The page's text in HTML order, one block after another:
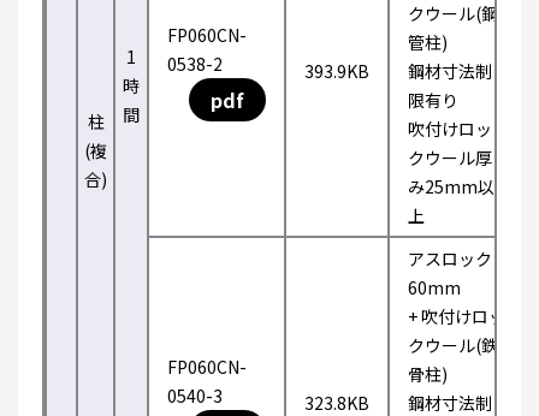
柱
(複
合)
1
時
間
FP060CN-
0538-2
pdf
393.9KB
クウール(鋼
管柱)
鋼材寸法制
限有り
吹付けロッ
クウール厚
み25mm以
上
FP060CN-
0540-3
323.8KB
アスロック
60mm
+ 吹付けロッ
クウール(鉄
骨柱)
鋼材寸法制